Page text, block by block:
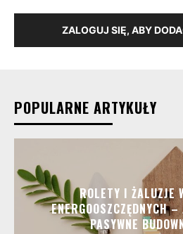
ZALOGUJ SIĘ, ABY
POPULARNE ARTYKUŁY
ROLETY I ŻALUZJE
ENERGOOSZCZĘDNYCH
PASYWNE